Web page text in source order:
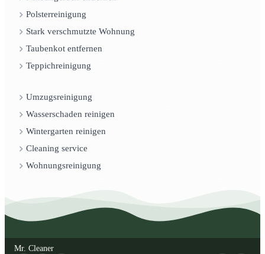
Polsterreinigung
Stark verschmutzte Wohnung
Taubenkot entfernen
Teppichreinigung
Umzugsreinigung
Wasserschaden reinigen
Wintergarten reinigen
Cleaning service
Wohnungsreinigung
Mr. Cleaner